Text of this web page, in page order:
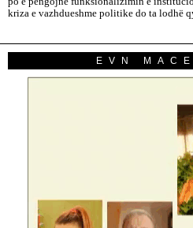
kriza e vazhdueshme politike do ta lodhë
EVN